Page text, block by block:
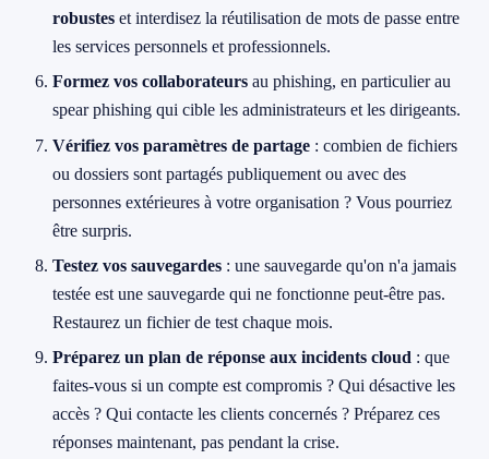
robustes et interdisez la réutilisation de mots de passe entre
les services personnels et professionnels.
Formez vos collaborateurs au phishing, en particulier au
spear phishing qui cible les administrateurs et les dirigeants.
Vérifiez vos paramètres de partage : combien de fichiers
ou dossiers sont partagés publiquement ou avec des
personnes extérieures à votre organisation ? Vous pourriez
être surpris.
Testez vos sauvegardes : une sauvegarde qu'on n'a jamais
testée est une sauvegarde qui ne fonctionne peut-être pas.
Restaurez un fichier de test chaque mois.
Préparez un plan de réponse aux incidents cloud : que
faites-vous si un compte est compromis ? Qui désactive les
accès ? Qui contacte les clients concernés ? Préparez ces
réponses maintenant, pas pendant la crise.